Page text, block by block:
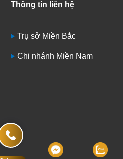
Thông tin liên hệ
Trụ sở Miền Bắc
Chi nhánh Miền Nam